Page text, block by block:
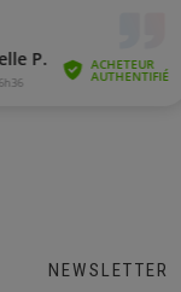
NEWSLETTER